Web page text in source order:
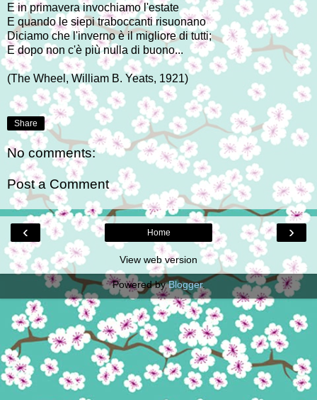
E in primavera invochiamo l'estate
E quando le siepi traboccanti risuonano
Diciamo che l'inverno è il migliore di tutti;
E dopo non c'è più nulla di buono...
(The Wheel, William B. Yeats, 1921)
Share
No comments:
Post a Comment
‹ ›
Home
View web version
Powered byBlogger.